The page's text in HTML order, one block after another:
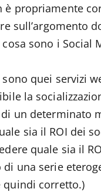
è propriamente
sull’argomento
sono i Social
quei servizi
la
un determinato
sia il ROI dei
quale sia il
di una serie
quindi corretto.)